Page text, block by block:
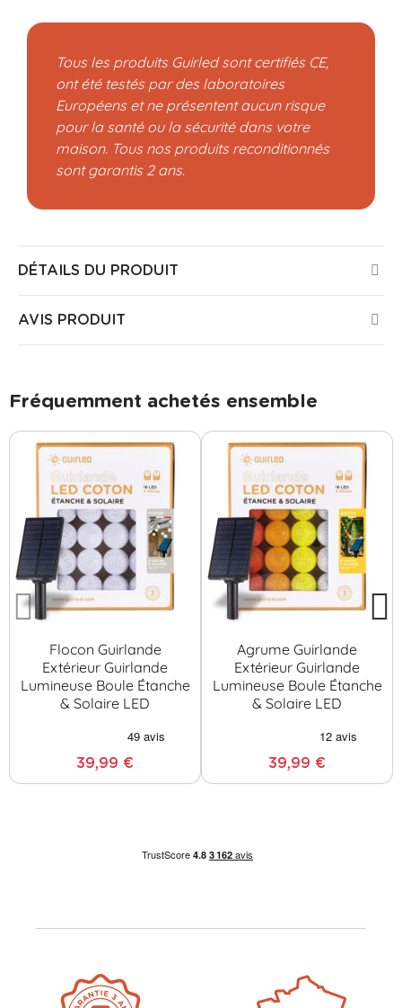
Tous les produits Guirled sont certifiés CE,
ont été testés par des laboratoires
Européens et ne présentent aucun risque
pour la santé ou la sécurité dans votre
maison. Tous nos produits reconditionnés
sont garantis 2 ans.
DÉTAILS DU PRODUIT
AVIS PRODUIT
Fréquemment achetés ensemble
Flocon Guirlande
Extérieur Guirlande
Lumineuse Boule Étanche
& Solaire LED
39,99 €
Agrume Guirlande
Extérieur Guirlande
Lumineuse Boule Étanche
& Solaire LED
39,99 €